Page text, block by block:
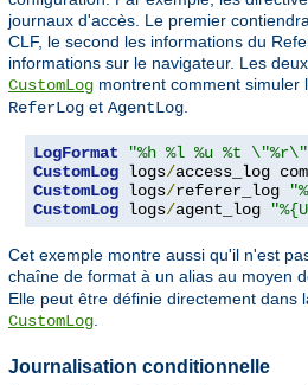
journaux d'accès. Le premier
CLF, le second les informations du
informations sur le navigateur. Les
CustomLog montrent comment simuler
ReferLog et AgentLog.
LogFormat "%h %l %u %t \"%r\"
CustomLog logs/
CustomLog logs/referer_log
CustomLog logs/agent_log
Cet exemple montre aussi qu'il n'est
chaîne de format à un alias au moyen
Elle peut être définie directement dans
CustomLog.
Journalisation conditionnelle